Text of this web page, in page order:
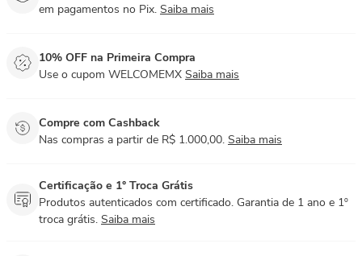
em pagamentos no Pix. Saiba mais
10% OFF na Primeira Compra
Use o cupom WELCOMEMX Saiba mais
Compre com Cashback
Nas compras a partir de R$ 1.000,00. Saiba mais
Certificação e 1° Troca Grátis
Produtos autenticados com certificado. Garantia de 1 ano e 1º
troca grátis. Saiba mais